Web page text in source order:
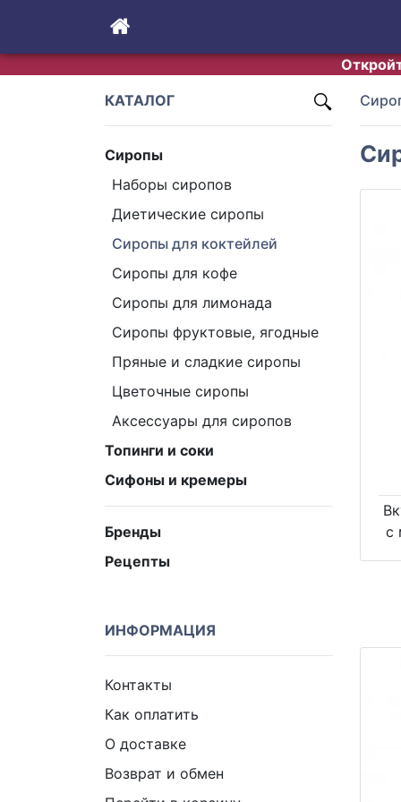
КАТАЛОГ
Сиропы
Наборы сиропов
Диетические сиропы
Сиропы для коктейлей
Сиропы для кофе
Сиропы для лимонада
Cиропы фруктовые, ягодные
Пряные и сладкие сиропы
Цветочные сиропы
Аксессуары для сиропов
Топинги и соки
Сифоны и кремеры
Бренды
Рецепты
ИНФОРМАЦИЯ
Контакты
Как оплатить
О доставке
Возврат и обмен
с